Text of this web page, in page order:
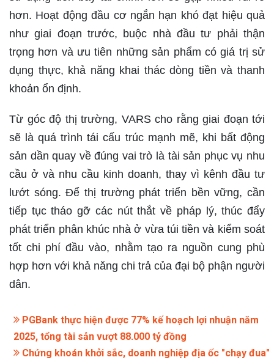
hơn. Hoạt động đầu cơ ngắn hạn khó đạt hiệu quả
như giai đoạn trước, buộc nhà đầu tư phải thận
trọng hơn và ưu tiên những sản phẩm có giá trị sử
dụng thực, khả năng khai thác dòng tiền và thanh
khoản ổn định.
Từ góc độ thị trường, VARS cho rằng giai đoạn tới
sẽ là quá trình tái cấu trúc mạnh mẽ, khi bất động
sản dần quay về đúng vai trò là tài sản phục vụ nhu
cầu ở và nhu cầu kinh doanh, thay vì kênh đầu tư
lướt sóng. Để thị trường phát triển bền vững, cần
tiếp tục tháo gỡ các nút thắt về pháp lý, thúc đẩy
phát triển phân khúc nhà ở vừa túi tiền và kiểm soát
tốt chi phí đầu vào, nhằm tạo ra nguồn cung phù
hợp hơn với khả năng chi trả của đại bộ phận người
dân.
PGBank thực hiện được 77% kế hoạch lợi nhuận năm
2025, tổng tài sản vượt 88.000 tỷ đồng
Chứng khoán khởi sắc, doanh nghiệp địa ốc "chạy đua"